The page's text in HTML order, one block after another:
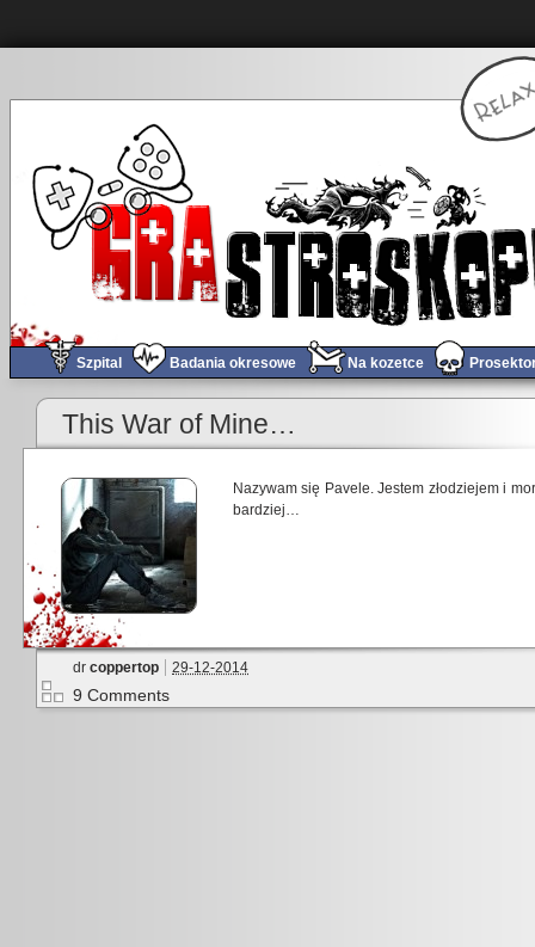
Szpital Badania okresowe Na kozetce
This War of Mine…
Nazywam się Pavele. Jestem złodziejem i
bardziej…
dr coppertop 29-12-2014
9 Comments